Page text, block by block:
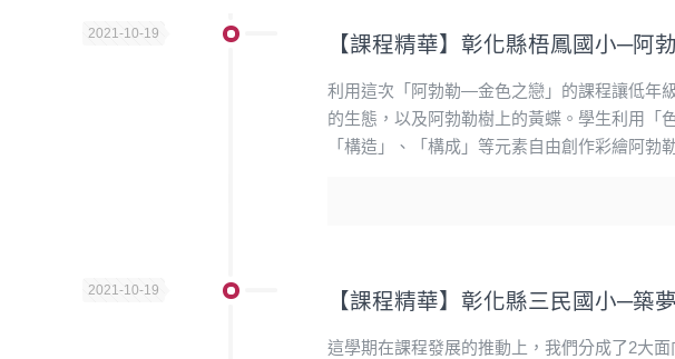
2021-10-19 【課程精華】彰化縣梧鳳國小─阿
利用這次「阿勃勒—金色之戀」的課程讓低年
的生態，以及阿勃勒樹上的黃蝶。學生利用「
「構造」、「構成」等元素自由創作彩繪阿勃
2021-10-19 【課程精華】彰化縣三民國小─築
這學期在課程發展的推動上，我們分成了2大